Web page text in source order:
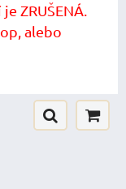
ZRUŠENÁ.
alebo